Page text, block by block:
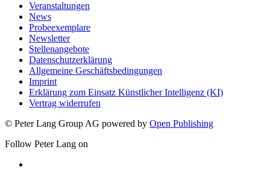
Veranstaltungen
News
Probeexemplare
Newsletter
Stellenangebote
Datenschutzerklärung
Allgemeine Geschäftsbedingungen
Imprint
Erklärung zum Einsatz Künstlicher Intelligenz (KI)
Vertrag widerrufen
© Peter Lang Group AG powered by Open Publishing
Follow Peter Lang on